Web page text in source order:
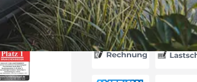
Akzeptierte